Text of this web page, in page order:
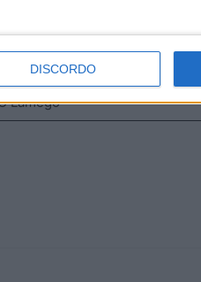
DISCORDO
Lamego